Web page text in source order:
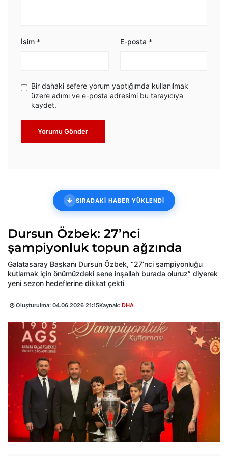
İsim * E-posta *
Bir dahaki sefere yorum yaptığımda kullanılmak
üzere adımı ve e-posta adresimi bu tarayıcıya
kaydet.
Yorumu Gönder
SIRADAKİ HABER YÜKLENDİ
Dursun Özbek: 27’nci
şampiyonluk topun ağzında
Galatasaray Başkanı Dursun Özbek, “27’nci şampiyonluğu
kutlamak için önümüzdeki sene inşallah burada oluruz” diyerek
yeni sezon hedeflerine dikkat çekti
Oluşturulma: 04.06.2026 21:15Kaynak: DHA